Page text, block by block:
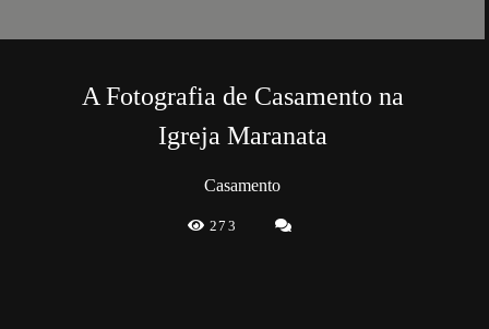
A Fotografia de Casamento na
Igreja Maranata
Casamento
273